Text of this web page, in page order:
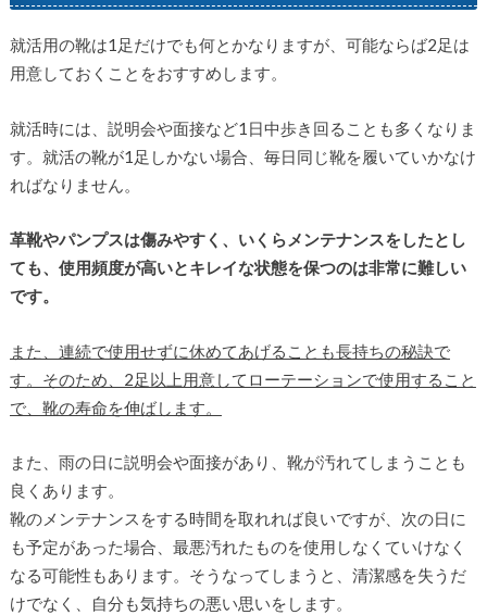
就活用の靴は1足だけでも何とかなりますが、可能ならば2足は
用意しておくことをおすすめします。
就活時には、説明会や面接など1日中歩き回ることも多くなりま
す。就活の靴が1足しかない場合、毎日同じ靴を履いていかなけ
ればなりません。
革靴やパンプスは傷みやすく、いくらメンテナンスをしたとし
ても、使用頻度が高いとキレイな状態を保つのは非常に難しい
です。
また、連続で使用せずに休めてあげることも長持ちの秘訣で
す。そのため、2足以上用意してローテーションで使用すること
で、靴の寿命を伸ばします。
また、雨の日に説明会や面接があり、靴が汚れてしまうことも
良くあります。
靴のメンテナンスをする時間を取れれば良いですが、次の日に
も予定があった場合、最悪汚れたものを使用しなくていけなく
なる可能性もあります。そうなってしまうと、清潔感を失うだ
けでなく、自分も気持ちの悪い思いをします。